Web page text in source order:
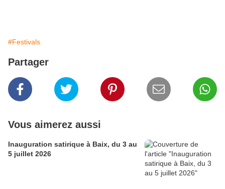
#Festivals
Partager
Vous aimerez aussi
Inauguration satirique à Baix, du 3 au
5 juillet 2026